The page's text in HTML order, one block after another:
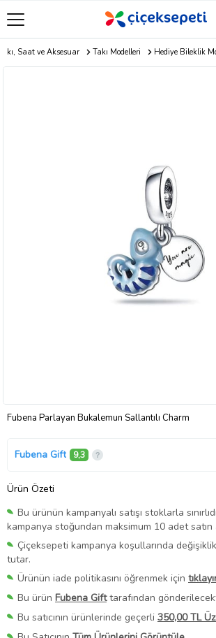
Saat ve Aksesuar Takı Modelleri Hediye Bileklik
Fubena Parlayan Bukalemun Sallantılı Charm
Fubena Gift 9,3
Ürün Özeti
Bu ürünün kampanyalı satışı stoklarla
kampanya stoğundan maksimum 10 adet satın
Çiçeksepeti kampanya koşullarında değişiklik
tutar.
Ürünün iade politikasını öğrenmek için
Bu ürün Fubena Gifttarafından
Bu satıcının ürünlerinde geçerli 350,00 TL